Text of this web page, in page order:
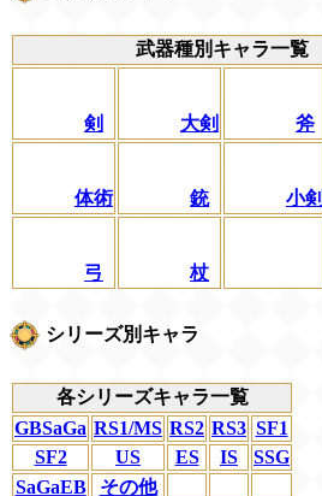
武器種別キャラ一覧
剣 大剣 斧
体術 銃 小剣
弓 杖
シリーズ別キャラ
各シリーズキャラ一覧
GBSaGa RS1/MS RS2 RS3 SF1
SF2
US ES IS
SSG
SaGaEB
その他